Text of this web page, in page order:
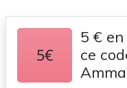
5€
5 €
ce